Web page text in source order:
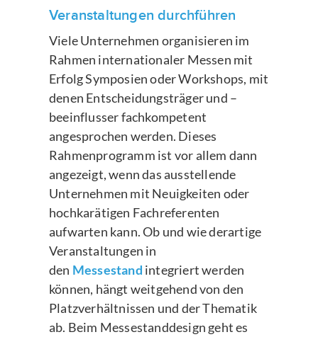
Veranstaltungen durchführen
Viele Unternehmen organisieren im
Rahmen internationaler Messen mit
Erfolg Symposien oder Workshops, mit
denen Entscheidungsträger und –
beeinflusser fachkompetent
angesprochen werden. Dieses
Rahmenprogramm ist vor allem dann
angezeigt, wenn das ausstellende
Unternehmen mit Neuigkeiten oder
hochkarätigen Fachreferenten
aufwarten kann. Ob und wie derartige
Veranstaltungen in
den Messestand integriert werden
können, hängt weitgehend von den
Platzverhältnissen und der Thematik
ab. Beim Messestanddesign geht es